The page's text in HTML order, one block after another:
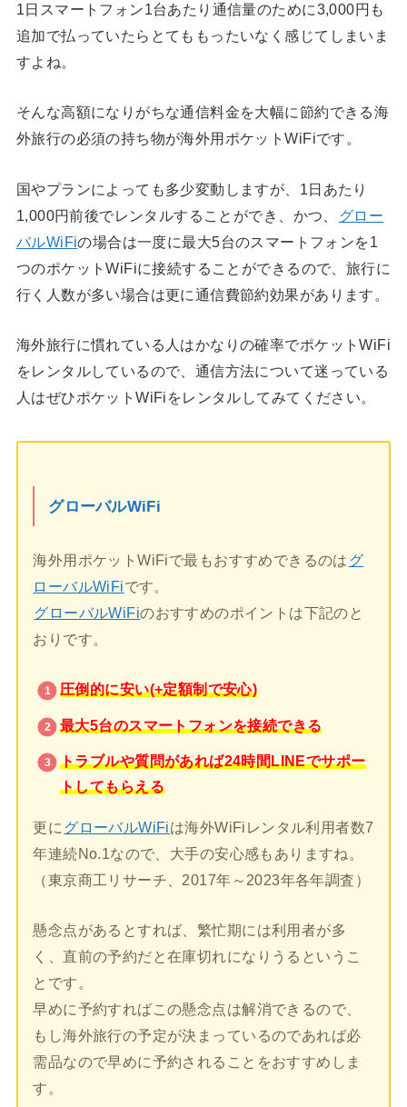
1日スマートフォン1台あたり通信量のために3,000円も
追加で払っていたらとてももったいなく感じてしまいま
すよね。
そんな高額になりがちな通信料金を大幅に節約できる海
外旅行の必須の持ち物が海外用ポケットWiFiです。
国やプランによっても多少変動しますが、1日あたり
1,000円前後でレンタルすることができ、かつ、
グロー
バルWiFiの場合は一度に最大5台のスマートフォンを1
つのポケットWiFiに接続することができるので、旅行に
行く人数が多い場合は更に通信費節約効果があります。
海外旅行に慣れている人はかなりの確率でポケットWiFi
をレンタルしているので、通信方法について迷っている
人はぜひポケットWiFiをレンタルしてみてください。
グローバルWiFi
海外用ポケットWiFiで最もおすすめできるのは グ
ローバルWiFiです。
グローバルWiFiのおすすめのポイントは下記のと
おりです。
圧倒的に安い(+定額制で安心)
最大5台のスマートフォンを接続できる
トラブルや質問があれば24時間LINEでサポー
トしてもらえる
更に グローバルWiFiは海外WiFiレンタル利用者数7
年連続No.1なので、大手の安心感もありますね。
（東京商工リサーチ、2017年～2023年各年調査）
懸念点があるとすれば、繁忙期には利用者が多
く、直前の予約だと在庫切れになりうるというこ
とです。
早めに予約すればこの懸念点は解消できるので、
もし海外旅行の予定が決まっているのであれば必
需品なので早めに予約されることをおすすめしま
す。